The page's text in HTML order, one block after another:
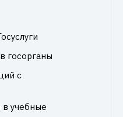
госорганы
с
учебные